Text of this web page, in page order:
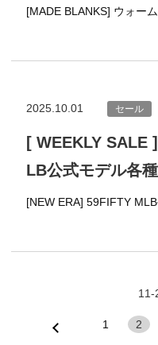
[MADE BLANKS] ウォー
2025.10.01 セール
[ WEEKLY SALE
LB公式モデル各
[NEW ERA] 59FIFTY
11-
1 2